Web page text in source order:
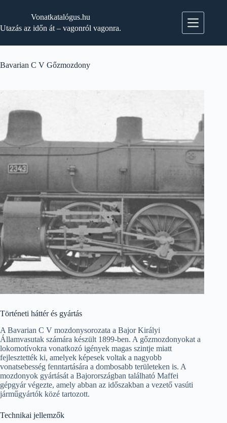
Vonatkatalógus.hu
Utazás az időn át – vagonról vagonra.
Bavarian C V Gőzmozdony
Történeti háttér és gyártás
A Bavarian C V mozdonysorozata a Bajor Királyi
Államvasutak számára készült 1899-ben. A gőzmozdonyokat a
lokomotívokra vonatkozó igények magas szintje miatt
fejlesztették ki, amelyek képesek voltak a nagyobb
vonatsebesség fenntartására a dombosabb területeken is. A
mozdonyok gyártását a Bajorországban található Maffei
gépgyár végezte, amely abban az időszakban a vezető vasúti
járműgyártók közé tartozott.
Technikai jellemzők